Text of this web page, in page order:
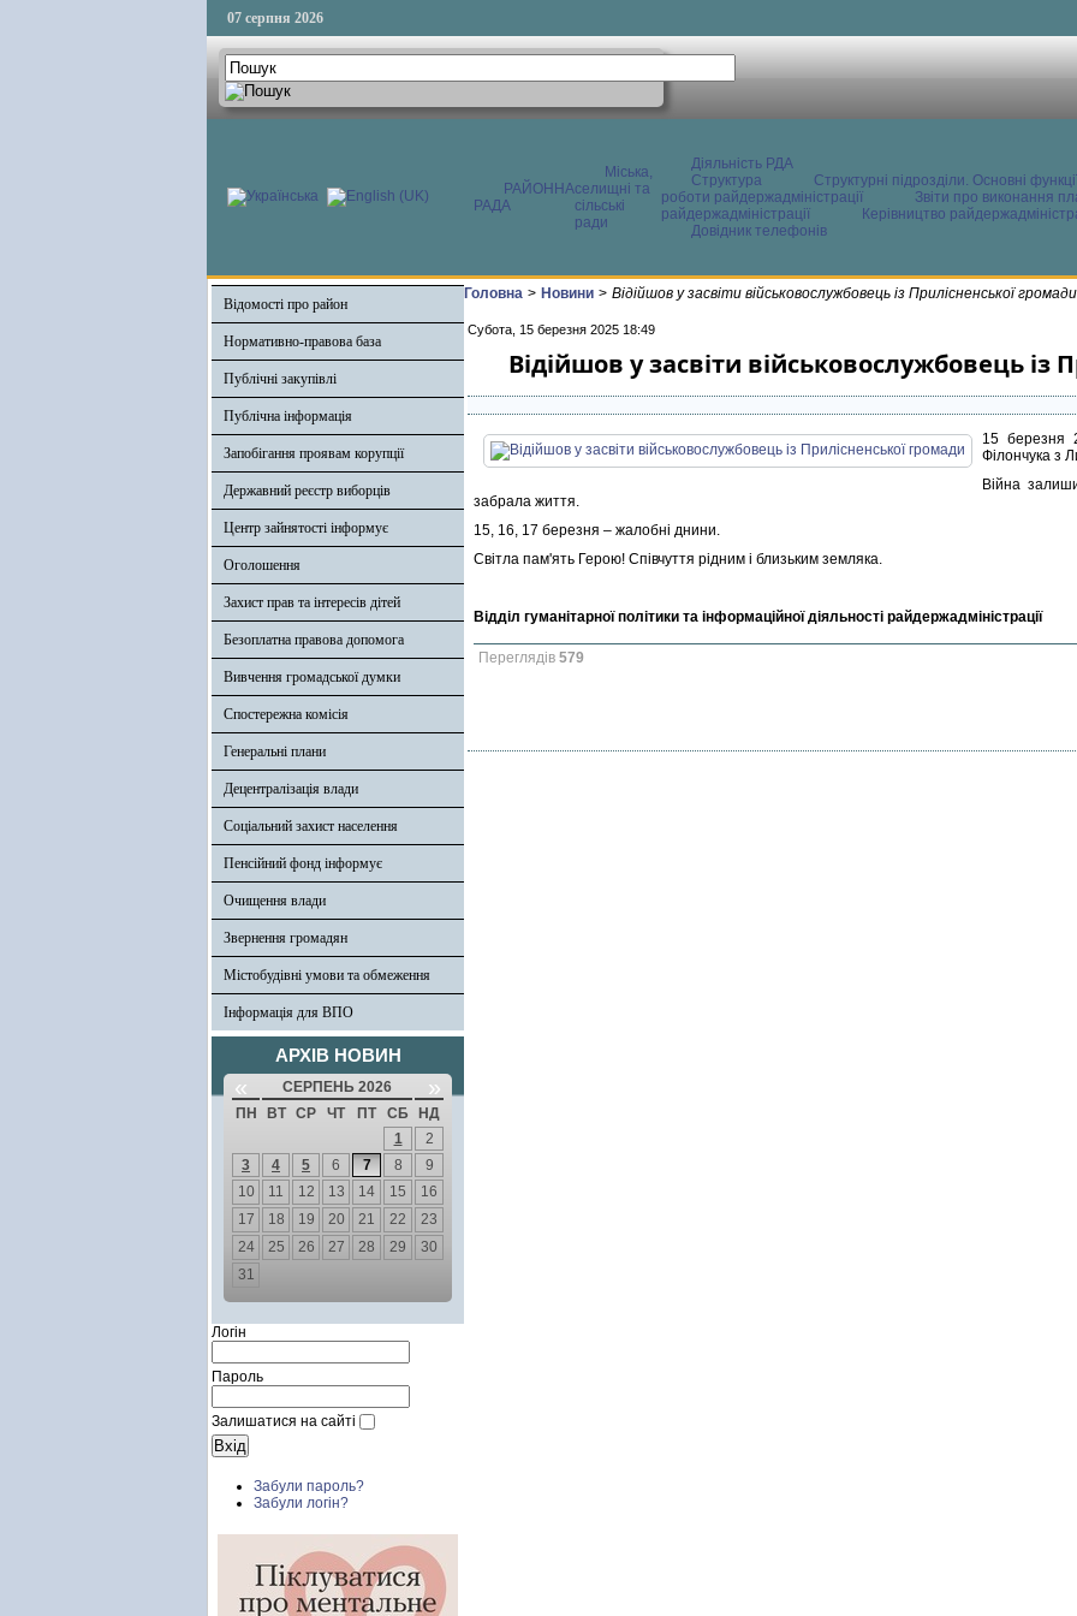
07 серпня 2026
РАЙОННА
РАДА
Міська,
селищні та
сільські
ради
Діяльність РДА
Структура
Структурні підрозділи. Основні
роботи райдержадміністрації
Звіти про виконання
райдержадміністрації
Керівництво
Довідник телефонів
Відомості про район
Нормативно-правова база
Публічні закупівлі
Публічна інформація
Запобігання проявам корупції
Державний реєстр виборців
Центр зайнятості інформує
Оголошення
Захист прав та інтересів дітей
Безоплатна правова допомога
Вивчення громадської думки
Спостережна комісія
Генеральні плани
Децентралізація влади
Соціальний захист населення
Пенсійний фонд інформує
Очищення влади
Звернення громадян
Містобудівні умови та обмеження
Інформація для ВПО
АРХІВ НОВИН
« СЕРПЕНЬ 2026 »
ПН ВТ СР ЧТ ПТ СБ
НД
1
2
3
4 5 6 7 8
9
10
11 12 13 14 15
16
17
18 19 20 21 22
23
24
25 26 27 28 29
30
31
Логін
Пароль
Залишатися на сайті
Забули пароль?
Забули логін?
Головна > Новини > Відійшов у засвіти військовослужбовець із Прилісненської громади
Субота, 15 березня 2025 18:49
Відійшов у засвіти військовослужбовець із
15 березня
Філончука з
Війна
забрала життя.
15, 16, 17 березня – жалобні днини.
Світла пам'ять Герою! Співчуття рідним і близьким земляка.
Відділ гуманітарної політики та інформаційної діяльності райдержадміністрації
Переглядів 579